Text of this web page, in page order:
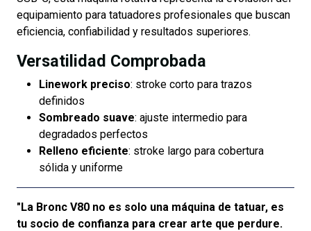
equipamiento para tatuadores profesionales que buscan
eficiencia, confiabilidad y resultados superiores.
Versatilidad Comprobada
Linework preciso: stroke corto para trazos
definidos
Sombreado suave: ajuste intermedio para
degradados perfectos
Relleno eficiente: stroke largo para cobertura
sólida y uniforme
"La Bronc V80 no es solo una máquina de tatuar, es
tu socio de confianza para crear arte que perdure.